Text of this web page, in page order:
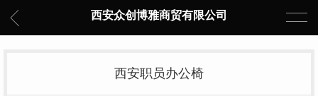
西安众创博雅商贸有限公司
西安职员办公椅